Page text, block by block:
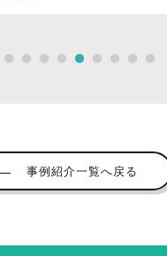
事例紹介一覧へ戻る